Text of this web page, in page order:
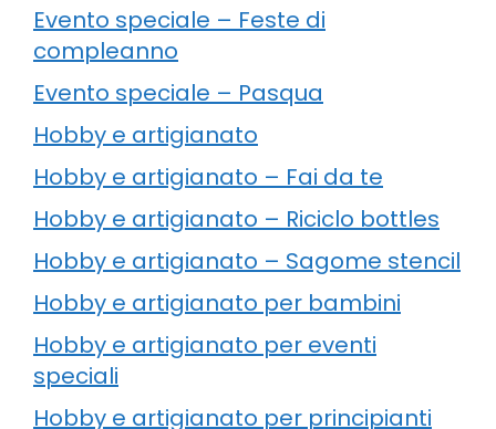
Evento speciale – Feste di
compleanno
Evento speciale – Pasqua
Hobby e artigianato
Hobby e artigianato – Fai da te
Hobby e artigianato – Riciclo bottles
Hobby e artigianato – Sagome stencil
Hobby e artigianato per bambini
Hobby e artigianato per eventi
speciali
Hobby e artigianato per principianti